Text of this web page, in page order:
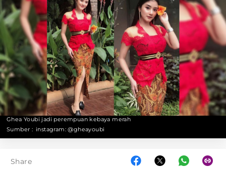
Ghea Youbi jadi perempuan kebaya merah
Sumber : instagram: @gheayoubi
Share